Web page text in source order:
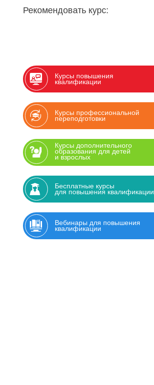
Рекомендовать курс:
Курсы повышения
квалификации
Курсы профессиональной
переподготовки
Курсы дополнительного
образования для детей
и взрослых
Бесплатные курсы
для повышения квалификации
Вебинары для повышения
квалификации